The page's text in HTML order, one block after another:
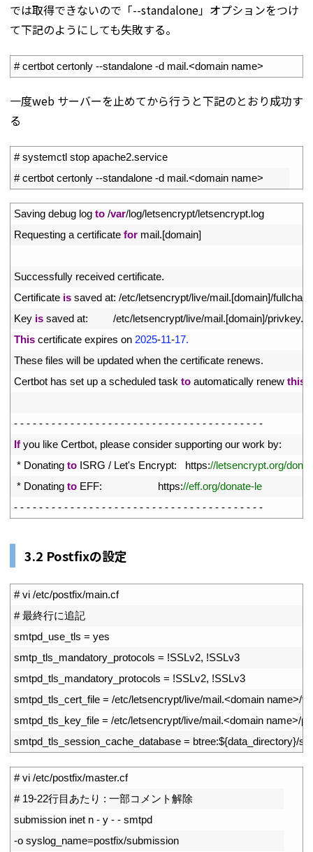
では取得できないので「--standalone」オプションをつけ
て下記のようにしても失敗する。
# certbot certonly --standalone -d mail.<domain name>
一度web サーバーを止めてから行うと下記のとおり成功す
る
# systemctl stop apache2.service
# certbot certonly --standalone -d mail.<domain name>
Saving debug log to /var/log/letsencrypt/letsencrypt.log
Requesting a certificate for mail.[domain]
Successfully received certificate.
Certificate is saved at: /etc/letsencrypt/live/mail.[domain]/fullchain
Key is saved at: /etc/letsencrypt/live/mail.[domain]/privkey.
This certificate expires on 2025-11-17.
These files will be updated when the certificate renews.
Certbot has set up a scheduled task to automatically renew this
- - - - - - - - - - - - - - - - - - - - - - - - - - - - - - - - - - - - - - - -
If you like Certbot, please consider supporting our work by:
* Donating to ISRG / Let's Encrypt: https://letsencrypt.org/
* Donating to EFF: https://eff.org/donate-le
- - - - - - - - - - - - - - - - - - - - - - - - - - - - - - - - - - - - - - - -
3.2 Postfixの設定
# vi /etc/postfix/main.cf
# 最終行に追記
smtpd_use_tls = yes
smtp_tls_mandatory_protocols = !SSLv2, !SSLv3
smtpd_tls_mandatory_protocols = !SSLv2, !SSLv3
smtpd_tls_cert_file = /etc/letsencrypt/live/mail.<domain name>/
smtpd_tls_key_file = /etc/letsencrypt/live/mail.<domain name>/
smtpd_tls_session_cache_database = btree:${data_directory}/
# vi /etc/postfix/master.cf
# 19-22行目あたり : 一部コメント解除
submission inet n - y - - smtpd
-o syslog_name=postfix/submission